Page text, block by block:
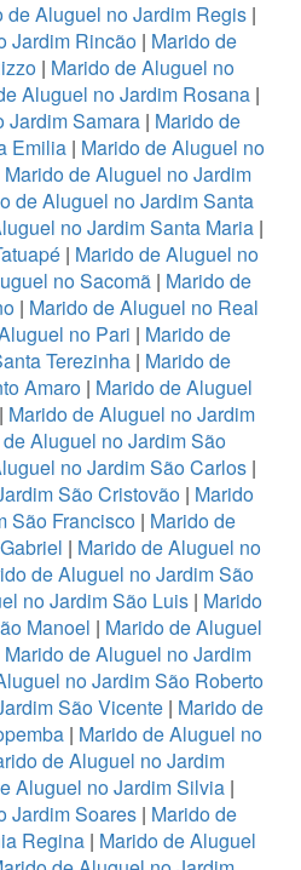
de Aluguel no Jardim Regis |
Jardim Rincão | Marido de
| Marido de Aluguel no
Aluguel no Jardim Rosana |
Jardim Samara| Marido de
Emilia | Marido de Aluguel no
Marido de Aluguel no Jardim
de Aluguel no Jardim Santa
no Jardim Santa Maria |
| Marido de Aluguel no
no Sacomã | Marido de
| Marido de Aluguel no Real
no Pari | Marido de
Terezinha | Marido de
Amaro | Marido de Aluguel
| Marido de Aluguel no Jardim
Aluguel no Jardim São
no Jardim São Carlos |
São Cristovão | Marido
São Francisco | Marido de
| Marido de Aluguel no
de Aluguel no Jardim São
no Jardim São Luis | Marido
Manoel | Marido de Aluguel
Marido de Aluguel no Jardim
no Jardim São Roberto
São Vicente | Marido de
| Marido de Aluguel no
de Aluguel no Jardim
Aluguel no Jardim Silvia|
Jardim Soares | Marido de
Regina| Marido de Aluguel